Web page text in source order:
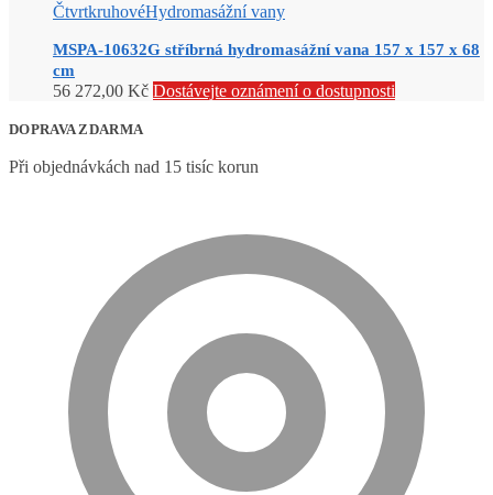
ČtvrtkruhovéHydromasážní vany
MSPA-10632G stříbrná hydromasážní vana 157 x 157 x 68
cm
56 272,00 Kč Dostávejte oznámení o dostupnosti
DOPRAVA ZDARMA
Při objednávkách nad 15 tisíc korun